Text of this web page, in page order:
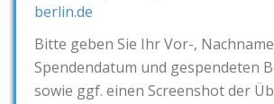
berlin.de
Bitte geben Sie Ihr Vor-,
Spendendatum und gespendeten
sowie ggf. einen Screenshot der